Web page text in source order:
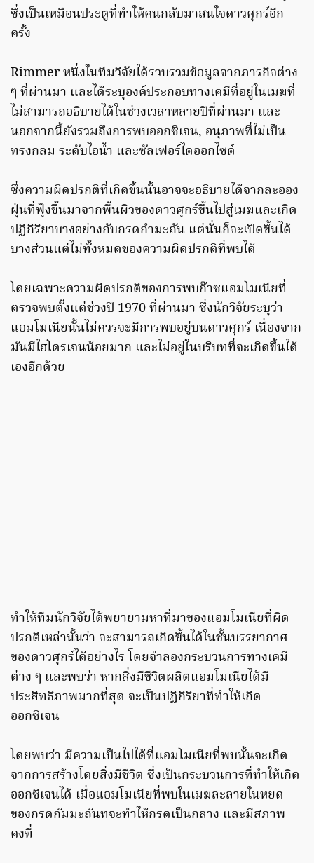
ซึ่งเป็นเหมือนประตูที่ทำให้คนกลับมาสนใจดาวศุกร์อีก
ครั้ง
Rimmer หนึ่งในทีมวิจัยได้รวบรวมข้อมูลจากภารกิจต่าง
ๆ ที่ผ่านมา และได้ระบุองค์ประกอบทางเคมีที่อยู่ในเมฆที่
ไม่สามารถอธิบายได้ในช่วงเวลาหลายปีที่ผ่านมา และ
นอกจากนี้ยังรวมถึงการพบออกซิเจน, อนุภาพที่ไม่เป็น
ทรงกลม ระดับไอน้ำ และซัลเฟอร์ไดออกไซด์
ซึ่งความผิดปรกติที่เกิดขึ้นนั้นอาจจะอธิบายได้จากละออง
ฝุ่นที่ฟุ้งขึ้นมาจากพื้นผิวของดาวศุกร์ขึ้นไปสู่เมฆและเกิด
ปฏิกิริยาบางอย่างกับกรดกำมะถัน แต่นั่นก็จะเปิดขึ้นได้
บางส่วนแต่ไม่ทั้งหมดของความผิดปรกติที่พบได้
โดยเฉพาะความผิดปรกติของการพบก๊าซแอมโมเนียที่
ตรวจพบตั้งแต่ช่วงปี 1970 ที่ผ่านมา ซึ่งนักวิจัยระบุว่า
แอมโมเนียนั้นไม่ควรจะมีการพบอยู่บนดาวศุกร์ เนื่องจาก
มันมีไฮโดรเจนน้อยมาก และไม่อยู่ในบริบทที่จะเกิดขึ้นได้
เองอีกด้วย
ทำให้ทีมนักวิจัยได้พยายามหาที่มาของแอมโมเนียที่ผิด
ปรกติเหล่านั้นว่า จะสามารถเกิดขึ้นได้ในชั้นบรรยากาศ
ของดาวศุกร์ได้อย่างไร โดยจำลองกระบวนการทางเคมี
ต่าง ๆ และพบว่า หากสิ่งมีชีวิตผลิตแอมโมเนียได้มี
ประสิทธิภาพมากที่สุด จะเป็นปฏิกิริยาที่ทำให้เกิด
ออกซิเจน
โดยพบว่า มีความเป็นไปได้ที่แอมโมเนียที่พบนั้นจะเกิด
จากการสร้างโดยสิ่งมีชีวิต ซึ่งเป็นกระบวนการที่ทำให้เกิด
ออกซิเจนได้ เมื่อแอมโมเนียที่พบในเมฆละลายในหยด
ของกรดกัมมะถันทจะทำให้กรดเป็นกลาง และมีสภาพ
คงที่